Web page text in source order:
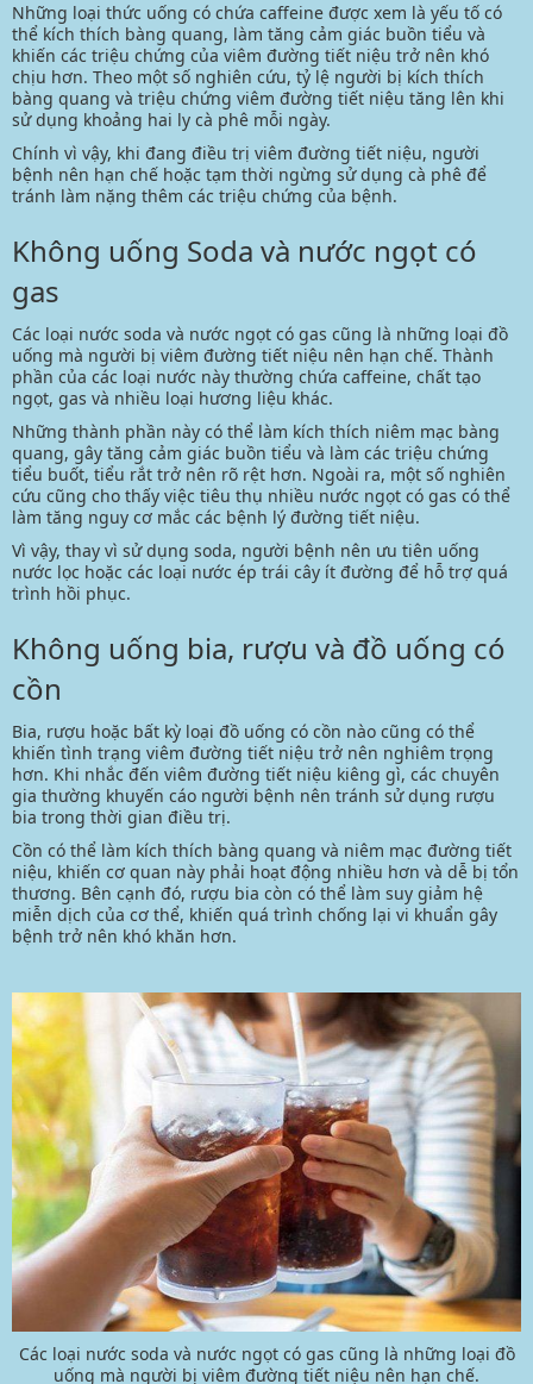
Những loại thức uống có chứa caffeine được xem là yếu tố có
thể kích thích bàng quang, làm tăng cảm giác buồn tiểu và
khiến các triệu chứng của viêm đường tiết niệu trở nên khó
chịu hơn. Theo một số nghiên cứu, tỷ lệ người bị kích thích
bàng quang và triệu chứng viêm đường tiết niệu tăng lên khi
sử dụng khoảng hai ly cà phê mỗi ngày.
Chính vì vậy, khi đang điều trị viêm đường tiết niệu, người
bệnh nên hạn chế hoặc tạm thời ngừng sử dụng cà phê để
tránh làm nặng thêm các triệu chứng của bệnh.
Không uống Soda và nước ngọt có
gas
Các loại nước soda và nước ngọt có gas cũng là những loại đồ
uống mà người bị viêm đường tiết niệu nên hạn chế. Thành
phần của các loại nước này thường chứa caffeine, chất tạo
ngọt, gas và nhiều loại hương liệu khác.
Những thành phần này có thể làm kích thích niêm mạc bàng
quang, gây tăng cảm giác buồn tiểu và làm các triệu chứng
tiểu buốt, tiểu rắt trở nên rõ rệt hơn. Ngoài ra, một số nghiên
cứu cũng cho thấy việc tiêu thụ nhiều nước ngọt có gas có thể
làm tăng nguy cơ mắc các bệnh lý đường tiết niệu.
Vì vậy, thay vì sử dụng soda, người bệnh nên ưu tiên uống
nước lọc hoặc các loại nước ép trái cây ít đường để hỗ trợ quá
trình hồi phục.
Không uống bia, rượu và đồ uống có
cồn
Bia, rượu hoặc bất kỳ loại đồ uống có cồn nào cũng có thể
khiến tình trạng viêm đường tiết niệu trở nên nghiêm trọng
hơn. Khi nhắc đến viêm đường tiết niệu kiêng gì, các chuyên
gia thường khuyến cáo người bệnh nên tránh sử dụng rượu
bia trong thời gian điều trị.
Cồn có thể làm kích thích bàng quang và niêm mạc đường tiết
niệu, khiến cơ quan này phải hoạt động nhiều hơn và dễ bị tổn
thương. Bên cạnh đó, rượu bia còn có thể làm suy giảm hệ
miễn dịch của cơ thể, khiến quá trình chống lại vi khuẩn gây
bệnh trở nên khó khăn hơn.
Các loại nước soda và nước ngọt có gas cũng là những loại đồ
uống mà người bị viêm đường tiết niệu nên hạn chế.